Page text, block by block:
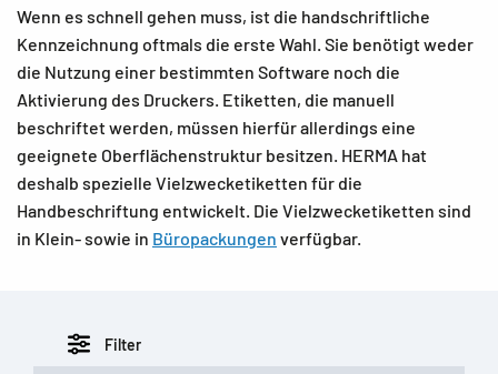
Wenn es schnell gehen muss, ist die handschriftliche
Kennzeichnung oftmals die erste Wahl. Sie benötigt weder
die Nutzung einer bestimmten Software noch die
Aktivierung des Druckers. Etiketten, die manuell
beschriftet werden, müssen hierfür allerdings eine
geeignete Oberflächenstruktur besitzen. HERMA hat
deshalb spezielle Vielzwecketiketten für die
Handbeschriftung entwickelt. Die Vielzwecketiketten sind
in Klein- sowie in Büropackungen verfügbar.
Filter